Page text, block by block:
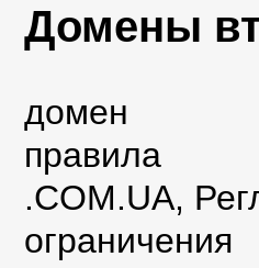
Домены
.COM.UA,